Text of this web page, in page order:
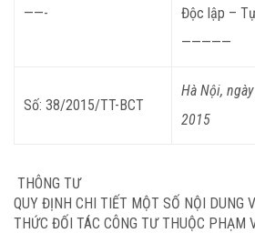
——-
Độc lập –
—————
Số: 38/2015/TT-BCT
Hà Nội,
2015
THÔNG TƯ
QUY ĐỊNH CHI TIẾT MỘT SỐ NỘI DUNG
THỨC ĐỐI TÁC CÔNG TƯ THUỘC PHẠM